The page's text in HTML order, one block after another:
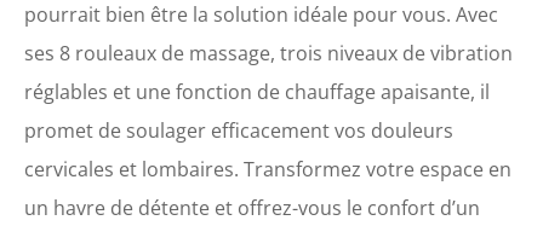
pourrait bien être la solution idéale pour vous. Avec
ses 8 rouleaux de massage, trois niveaux de vibration
réglables et une fonction de chauffage apaisante, il
promet de soulager efficacement vos douleurs
cervicales et lombaires. Transformez votre espace en
un havre de détente et offrez-vous le confort d’un